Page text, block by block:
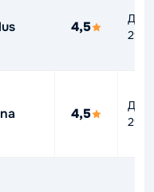
4,5
До
4,5
До